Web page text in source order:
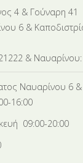
4 & Γούναρη 41
6 &
& Nαυαρίνου:
Ναυαρίνου 6
16:00
09:00-20:00